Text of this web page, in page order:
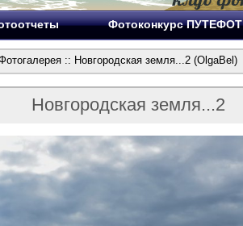
Фотоконкурс ПУТЕФОТ
:: Новгородская земля...2 (OlgaBel)
Новгородская земля...2